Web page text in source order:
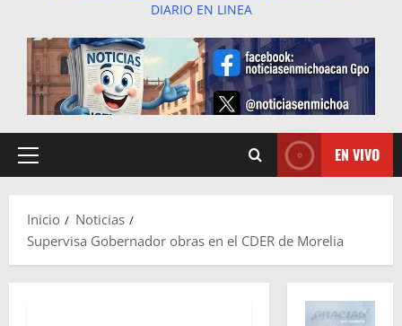
DIARIO EN LINEA
Menú
EN VIVO
Inicio
Noticias
Supervisa Gobernador obras en el CDER de Morelia